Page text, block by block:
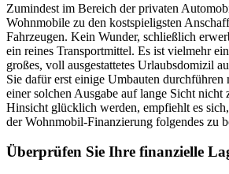
Zumindest im Bereich der privaten
Wohnmobile zu den kostspieligsten
Fahrzeugen. Kein Wunder, schließlich
ein reines Transportmittel. Es ist vielmehr
großes, voll ausgestattetes Urlaubsdomizil
Sie dafür erst einige Umbauten durchführen
einer solchen Ausgabe auf lange Sicht
Hinsicht glücklich werden, empfiehlt es
der Wohnmobil-Finanzierung folgendes zu
Überprüfen Sie Ihre finanzielle